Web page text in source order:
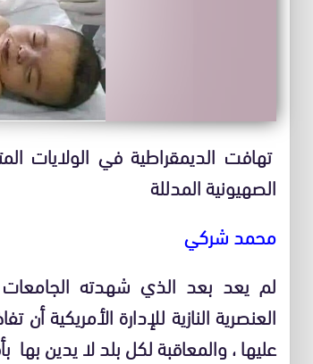
تهافت الديمقراطية في الولايات
الصهيونية المدللة
محمد شركي
لم يعد بعد الذي شهدته الجامعات
العنصرية النازية للإدارة الأمريكية
عليها ، والمعاقبة لكل بلد لا يدين